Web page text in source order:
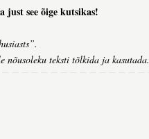
see õige kutsikas!
nõusoleku teksti tõlkida ja kasutada.